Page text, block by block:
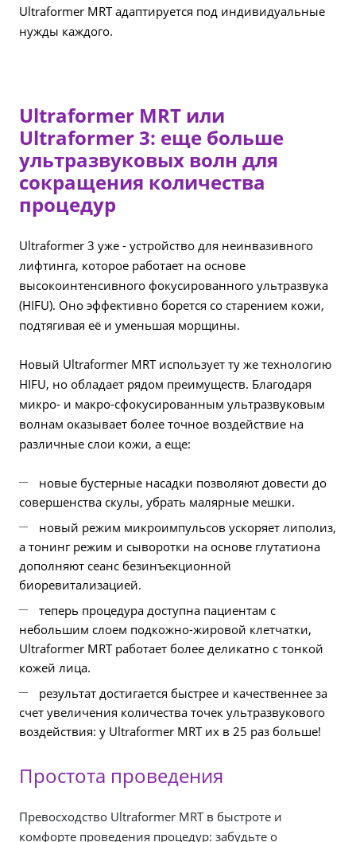
Ultraformer MRT адаптируется под индивидуальные
нужды каждого.
Ultraformer MRT или
Ultraformer 3: еще больше
ультразвуковых волн для
сокращения количества
процедур
Ultraformer 3 уже - устройство для неинвазивного
лифтинга, которое работает на основе
высокоинтенсивного фокусированного ультразвука
(HIFU). Оно эффективно борется со старением кожи,
подтягивая её и уменьшая морщины.
Новый Ultraformer MRT использует ту же технологию
HIFU, но обладает рядом преимуществ. Благодаря
микро- и макро-сфокусированным ультразвуковым
волнам оказывает более точное воздействие на
различные слои кожи, а еще:
новые бустерные насадки позволяют довести до
совершенства скулы, убрать малярные мешки.
новый режим микроимпульсов ускоряет липолиз,
а тонинг режим и сыворотки на основе глутатиона
дополняют сеанс безинъекционной
биоревитализацией.
теперь процедура доступна пациентам с
небольшим слоем подкожно-жировой клетчатки,
Ultraformer MRT работает более деликатно с тонкой
кожей лица.
результат достигается быстрее и качественнее за
счет увеличения количества точек ультразвукового
воздействия: у Ultraformer MRT их в 25 раз больше!
Простота проведения
Превосходство Ultraformer MRT в быстроте и
комфорте проведения процедур: забудьте о